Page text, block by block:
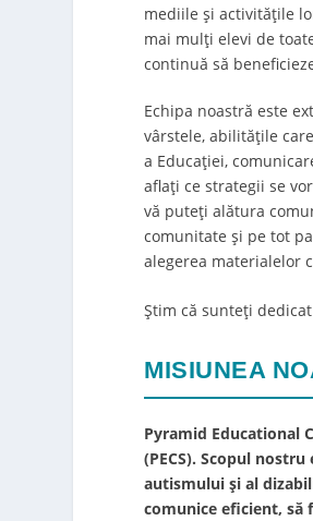
mediile și activitățile
mai mulți elevi de
continuă să
Echipa noastră este
vârstele, abilitățile
a Educației,
aflați ce strategii se
vă puteți alătura
comunitate și pe tot
alegerea materialelor
Știm că sunteți
MISIUNEA
Pyramid Educational
(PECS). Scopul
autismului și al
comunice eficient, să